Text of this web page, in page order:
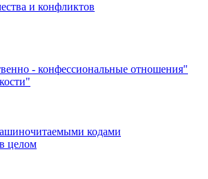
и конфликтов
- конфессиональные отношения"
кодами
целом